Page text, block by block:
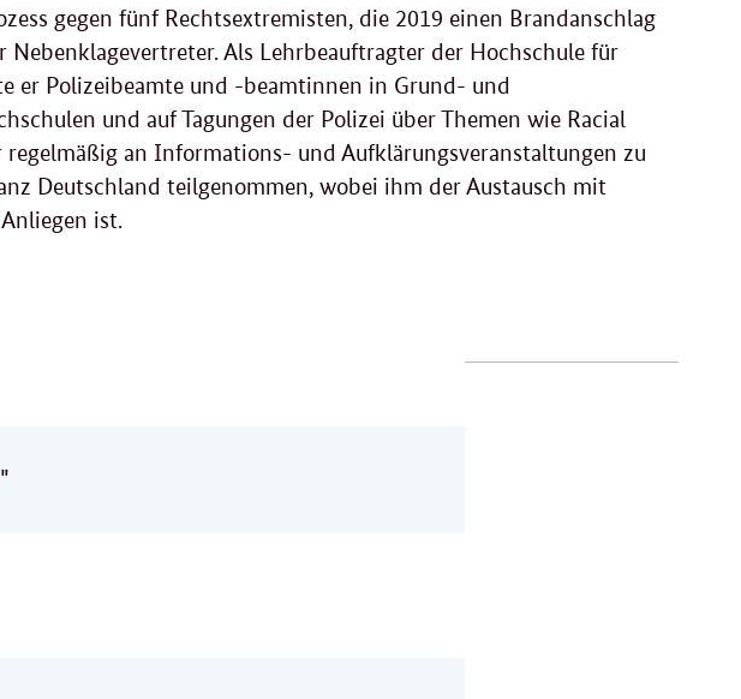
gegen fünf Rechtsextremisten, die 2019 einen Brandanschlag
Als Lehrbeauftragter der Hochschule für
er Polizeibeamte und -beamtinnen in Grund- und
und auf Tagungen der Polizei über Themen wie Racial
an Informations- und Aufklärungsveranstaltungen zu
Deutschland teilgenommen, wobei ihm der Austausch mit
ist.